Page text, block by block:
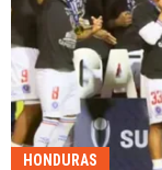
HONDURAS